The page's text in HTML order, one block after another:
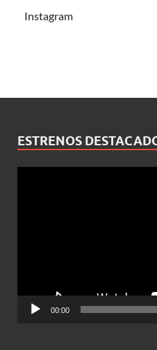
Instagram
ESTRENOS
00:00